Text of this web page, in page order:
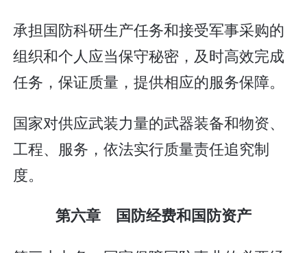
承担国防科研生产任务和接受军事采购的
组织和个人应当保守秘密，及时高效完成
任务，保证质量，提供相应的服务保障。
国家对供应武装力量的武器装备和物资、
工程、服务，依法实行质量责任追究制
度。
第六章 国防经费和国防资产